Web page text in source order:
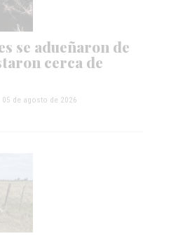
se adueñaron de
cerca de
05 de agosto de 2026